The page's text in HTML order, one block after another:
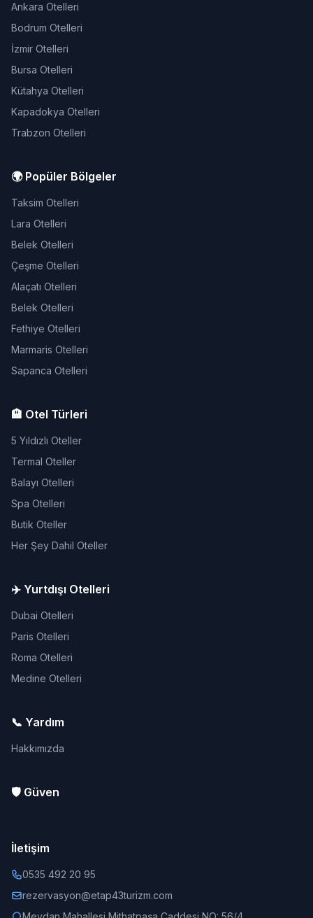
Ankara Otelleri
Bodrum Otelleri
İzmir Otelleri
Bursa Otelleri
Kütahya Otelleri
Kapadokya Otelleri
Trabzon Otelleri
🌍 Popüler Bölgeler
Taksim Otelleri
Lara Otelleri
Belek Otelleri
Çeşme Otelleri
Alaçatı Otelleri
Belek Otelleri
Fethiye Otelleri
Marmaris Otelleri
Sapanca Otelleri
🏨 Otel Türleri
5 Yıldızlı Oteller
Termal Oteller
Balayı Otelleri
Spa Otelleri
Butik Oteller
Her Şey Dahil Oteller
✈️ Yurtdışı Otelleri
Dubai Otelleri
Paris Otelleri
Roma Otelleri
Medine Otelleri
📞 Yardım
Hakkımızda
🛡️ Güven
İletişim
0535 492 20 95
rezervasyon@etap43turizm.com